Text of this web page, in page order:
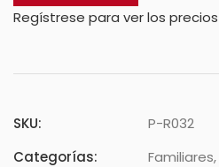
Regístrese para ver los precios
SKU:
P-R032
Categorías:
Familiares,